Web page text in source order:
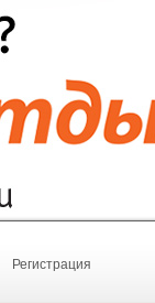
Регистрация